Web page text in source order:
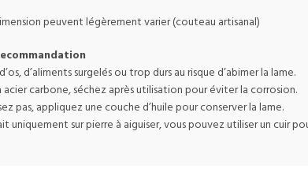
peuvent légèrement varier (couteau artisanal)
d’aliments surgelés ou trop durs au risque d’abimer la lame.
acier carbone, séchez après utilisation pour éviter la corrosion.
pas, appliquez une couche d’huile pour conserver la lame.
uniquement sur pierre à aiguiser, vous pouvez utiliser un cuir